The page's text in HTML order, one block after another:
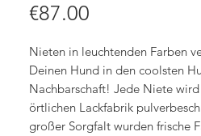
€87.00
Nieten in leuchtenden Farben
Deinen Hund in den coolsten
Nachbarschaft! Jede Niete
örtlichen Lackfabrik
großer Sorgfalt wurden frische